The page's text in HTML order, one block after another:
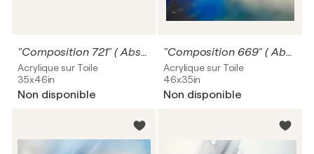
"Composition 721" ( Abstraction lyrique )
Acrylique sur Toile
35x46in
Non disponible
"Composition 669" ( Abstraction lyrique )
Acrylique sur Toile
46x35in
Non disponible